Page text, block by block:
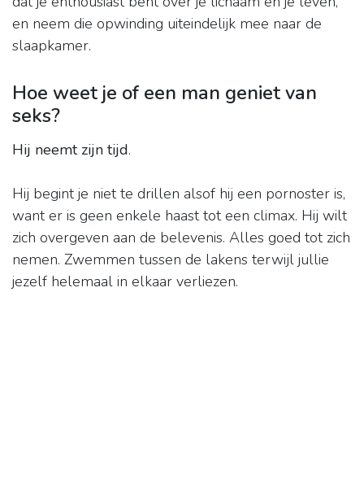
en neem die opwinding uiteindelijk mee naar de
slaapkamer.
Hoe weet je of een man geniet van
seks?
Hij neemt zijn tijd.
Hij begint je niet te drillen alsof hij een pornoster is,
want er is geen enkele haast tot een climax. Hij wilt
zich overgeven aan de belevenis. Alles goed tot zich
nemen. Zwemmen tussen de lakens terwijl jullie
jezelf helemaal in elkaar verliezen.